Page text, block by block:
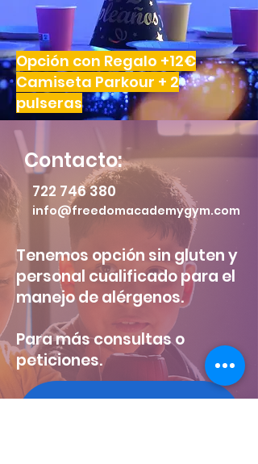
Opción con Regalo +12€
Camiseta Parkour + 2
pulseras
Contacto:
722 746 380
info@freedomacademygym.com
Tenemos opción sin gluten y
personal cualificado para el
manejo de alérgenos.
Para más consultas o
peticiones.